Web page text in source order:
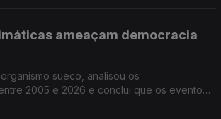
ameaçam democracia
sueco, analisou os
2005 e 2026 e conclui que os eventos